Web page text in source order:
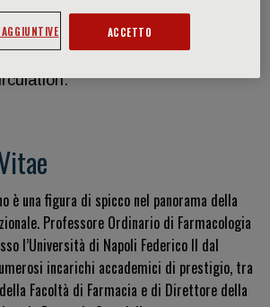
Investigation, J.Experimental
British Journal
è una figura di spicco nel panorama della
Professore Ordinario di Farmacologia
l’Università di Napoli Federico II dal
incarichi accademici di prestigio, tra
Facoltà di Farmacia e di Direttore della
ACCETTO